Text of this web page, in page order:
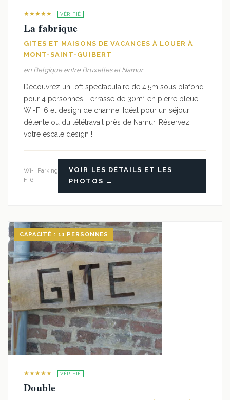
★★★★★ VÉRIFIÉ
La fabrique
GITES ET MAISONS DE VACANCES À LOUER À
MONT-SAINT-GUIBERT
en Belgique entre Bruxelles et Namur
Découvrez un loft spectaculaire de 4,5m sous plafond
pour 4 personnes. Terrasse de 30m² en pierre bleue,
Wi-Fi 6 et design de charme. Idéal pour un séjour
détente ou du télétravail près de Namur. Réservez
votre escale design !
Wi-
Fi 6
Parking
VOIR LES DÉTAILS ET LES
PHOTOS →
CAPACITÉ : 11 PERSONNES
★★★★★ VÉRIFIÉ
Double